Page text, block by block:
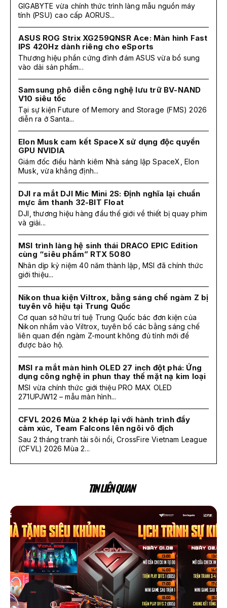
GIGABYTE vừa chính thức trình làng mẫu nguồn máy
tính (PSU) cao cấp AORUS...
ASUS ROG Strix XG259QNSR Ace: Màn hình Fast
IPS 420Hz dành riêng cho eSports
Thương hiệu phần cứng đình đám ASUS vừa bổ sung
vào dải sản phẩm...
Samsung phô diễn công nghệ lưu trữ BV-NAND
V10 siêu tốc
Tại sự kiện Future of Memory and Storage (FMS) 2026
diễn ra ở Santa...
Elon Musk cam kết SpaceX sử dụng độc quyền
GPU NVIDIA
Giám đốc điều hành kiêm Nhà sáng lập SpaceX, Elon
Musk, vừa khẳng định...
DJI ra mắt DJI Mic Mini 2S: Định nghĩa lại chuẩn
mực âm thanh 32-BIT Float
DJI, thương hiệu hàng đầu thế giới về thiết bị quay phim
và giải...
MSI trình làng hệ sinh thái DRACO EPIC Edition
cùng “siêu phẩm” RTX 5080
Nhân dịp kỷ niệm 40 năm thành lập, MSI đã chính thức
giới thiệu...
Nikon thua kiện Viltrox, bằng sáng chế ngàm Z bị
tuyên vô hiệu tại Trung Quốc
Cơ quan sở hữu trí tuệ Trung Quốc bác đơn kiện của
Nikon nhắm vào Viltrox, tuyên bố các bằng sáng chế
liên quan đến ngàm Z-mount không đủ tính mới để
được bảo hộ.
MSI ra mắt màn hình OLED 27 inch đột phá: Ứng
dụng công nghệ in phun thay thế mặt nạ kim loại
MSI vừa chính thức giới thiệu PRO MAX OLED
271UPJW12 – mẫu màn hình...
CFVL 2026 Mùa 2 khép lại với hành trình đầy
cảm xúc, Team Falcons lên ngôi vô địch
Sau 2 tháng tranh tài sôi nổi, CrossFire Vietnam League
(CFVL) 2026 Mùa 2...
TIN LIÊN QUAN